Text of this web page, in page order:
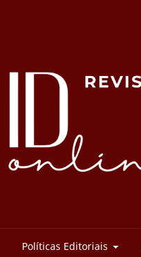
Políticas Editoriais